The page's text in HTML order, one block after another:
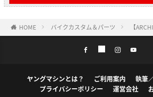
HOME バイクカスタム＆パーツ 【
ヤングマシンとは？ ご利用案内
執筆
プライバシーポリシー
運営会社